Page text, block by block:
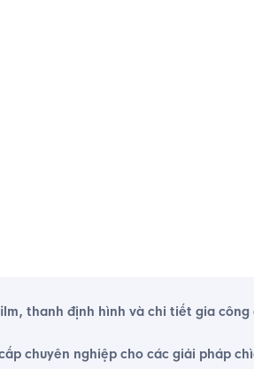
thanh định hình và chi tiết gia
chuyên nghiệp cho các giải pháp